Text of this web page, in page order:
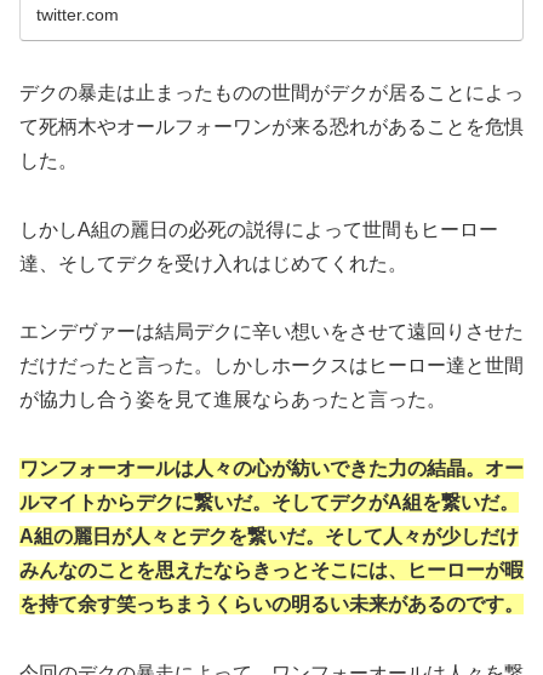
twitter.com
デクの暴走は止まったものの世間がデクが居ることによっ
て死柄木やオールフォーワンが来る恐れがあることを危惧
した。
しかしA組の麗日の必死の説得によって世間もヒーロー
達、そしてデクを受け入れはじめてくれた。
エンデヴァーは結局デクに辛い想いをさせて遠回りさせた
だけだったと言った。しかしホークスはヒーロー達と世間
が協力し合う姿を見て進展ならあったと言った。
ワンフォーオールは人々の心が紡いできた力の結晶。オー
ルマイトからデクに繋いだ。そしてデクがA組を繋いだ。
A組の麗日が人々とデクを繋いだ。そして人々が少しだけ
みんなのことを思えたならきっとそこには、ヒーローが暇
を持て余す笑っちまうくらいの明るい未来があるのです。